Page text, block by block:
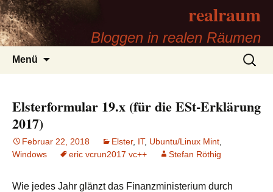
realraum
Bloggen in realen Räumen
Menü
Suchen
nach:
Elsterformular 19.x (für die ESt-Erklärung
2017)
Februar 22, 2018 Elster, IT, Ubuntu/Linux Mint
Windows
eric vcrun2017 vc++ Stefan Röthig
Wie jedes Jahr glänzt das Finanzministerium durch